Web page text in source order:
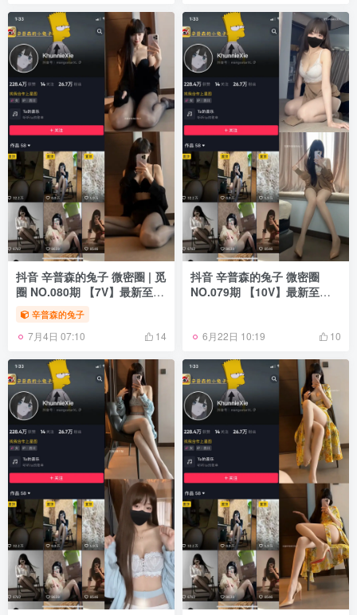
抖音 辛普森的兔子 微密圈 | 觅
圈 NO.080期 【7V】最新至：
2025.5.19
辛普森的兔子
7月4日 07:10 14
抖音 辛普森的兔子 微密圈
NO.079期 【10V】最新至：
6月22日 10:19 10